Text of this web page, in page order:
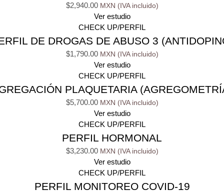
$2,940.00
Ver estudio
CHECK UP/PERFIL
DE DROGAS DE ABUSO 3
$1,790.00
Ver estudio
CHECK UP/PERFIL
PLAQUETARIA
$5,700.00
Ver estudio
CHECK UP/PERFIL
PERFIL HORMONAL
$3,230.00
Ver estudio
CHECK UP/PERFIL
PERFIL MONITOREO COVID-19